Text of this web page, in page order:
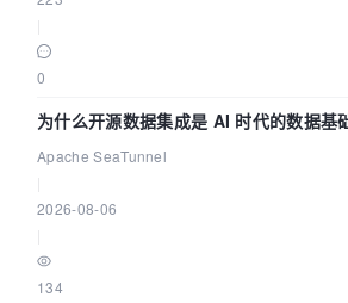
0
为什么开源数据集成是 AI 时代的数据基
Apache SeaTunnel
2026-08-06
134